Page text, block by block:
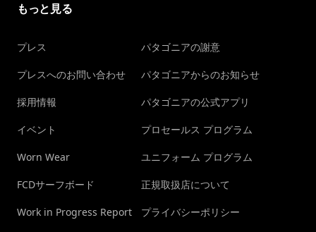
もっと見る
プレス
プレスへのお問い合わせ
採用情報
イベント
Worn Wear
FCDサーフボード
Work in Progress Report
パタゴニアの謝意
パタゴニアからのお知らせ
パタゴニアの公式アプリ
プロセールス プログラム
ユニフォーム プログラム
正規取扱店について
プライバシーポリシー